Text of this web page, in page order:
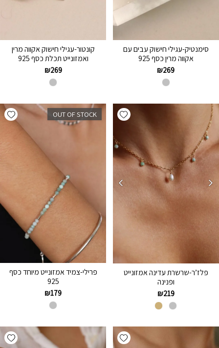
סימנטיק-עגילי חישוק עבים עם
אקווה מרין כסף 925
₪269
קונטור-עגילי חישוק אקווה מרין
ואמזונייט תכלת כסף 925
₪269
Add wishlist
פלז’ר-שרשרת עדינה אמזונייט
ופנינה
₪219
OUT OF STOCK
פרילי-צמיד אמזונייט מיוחד כסף
925
₪179
Add wishlist